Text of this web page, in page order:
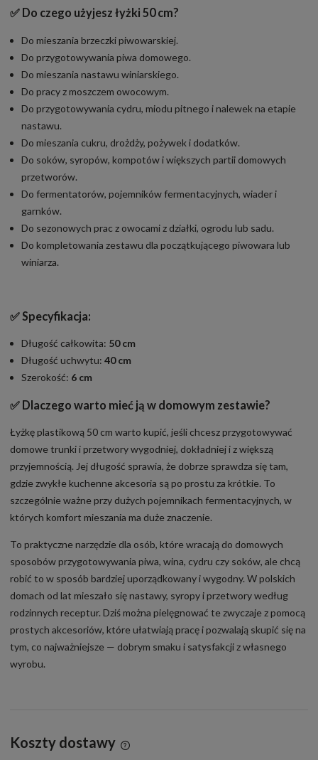
✅ Do czego użyjesz łyżki 50 cm?
Do mieszania brzeczki piwowarskiej.
Do przygotowywania piwa domowego.
Do mieszania nastawu winiarskiego.
Do pracy z moszczem owocowym.
Do przygotowywania cydru, miodu pitnego i nalewek na etapie
nastawu.
Do mieszania cukru, drożdży, pożywek i dodatków.
Do soków, syropów, kompotów i większych partii domowych
przetworów.
Do fermentatorów, pojemników fermentacyjnych, wiader i
garnków.
Do sezonowych prac z owocami z działki, ogrodu lub sadu.
Do kompletowania zestawu dla początkującego piwowara lub
winiarza.
✅Specyfikacja:
Długość całkowita: 50 cm
Długość uchwytu: 40 cm
Szerokość: 6 cm
✅ Dlaczego warto mieć ją w domowym zestawie?
Łyżkę plastikową 50 cm warto kupić, jeśli chcesz przygotowywać
domowe trunki i przetwory wygodniej, dokładniej i z większą
przyjemnością. Jej długość sprawia, że dobrze sprawdza się tam,
gdzie zwykłe kuchenne akcesoria są po prostu za krótkie. To
szczególnie ważne przy dużych pojemnikach fermentacyjnych, w
których komfort mieszania ma duże znaczenie.
To praktyczne narzędzie dla osób, które wracają do domowych
sposobów przygotowywania piwa, wina, cydru czy soków, ale chcą
robić to w sposób bardziej uporządkowany i wygodny. W polskich
domach od lat mieszało się nastawy, syropy i przetwory według
rodzinnych receptur. Dziś można pielęgnować te zwyczaje z pomocą
prostych akcesoriów, które ułatwiają pracę i pozwalają skupić się na
tym, co najważniejsze — dobrym smaku i satysfakcji z własnego
wyrobu.
Koszty dostawy